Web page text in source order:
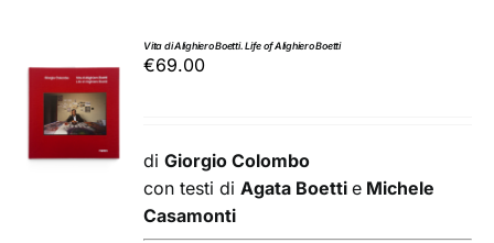
AGGIUNGI
AL
CARRELLO
/
DETTAGLI
Vita di Alighiero Boetti. Life of Alighiero Boetti
€69.00
diGiorgio Colombo
con testi diAgata Boettie Michele
Casamonti